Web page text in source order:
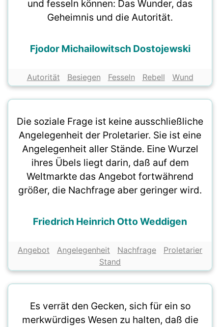
und fesseln können: Das Wunder, das
Geheimnis und die Autorität.
Fjodor Michailowitsch Dostojewski
Autorität Besiegen Fesseln Rebell Wund
Die soziale Frage ist keine ausschließliche
Angelegenheit der Proletarier. Sie ist eine
Angelegenheit aller Stände. Eine Wurzel
ihres Übels liegt darin, daß auf dem
Weltmarkte das Angebot fortwährend
größer, die Nachfrage aber geringer wird.
Friedrich Heinrich Otto Weddigen
Angebot Angelegenheit Nachfrage
Proletarier
Stand
Es verrät den Gecken, sich für ein so
merkwürdiges Wesen zu halten, daß die